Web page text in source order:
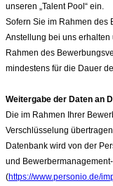
unseren „Talent Pool“ ein.
Sofern Sie im Rahmen des
Anstellung bei uns
Rahmen des
mindestens für die Dauer
Weitergabe der Daten an
Die im Rahmen Ihrer
Verschlüsselung
Datenbank wird von der
und
(https://www.personio.de/